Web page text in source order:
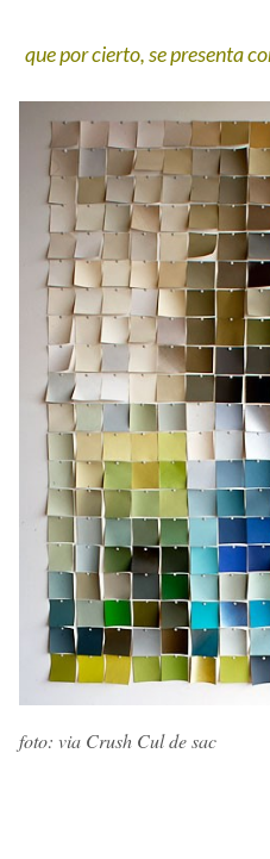
que por cierto, se presenta
foto: via Crush Cul de sac